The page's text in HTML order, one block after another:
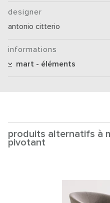
designer
antonio citterio
informations
mart - éléments
produits alternatifs à
pivotant